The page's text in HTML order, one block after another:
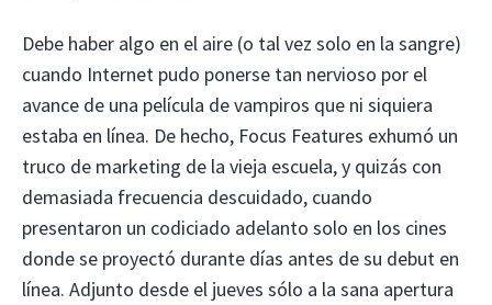
Debe haber algo en el aire (o tal vez solo en la sangre)
cuando Internet pudo ponerse tan nervioso por el
avance de una película de vampiros que ni siquiera
estaba en línea. De hecho, Focus Features exhumó un
truco de marketing de la vieja escuela, y quizás con
demasiada frecuencia descuidado, cuando
presentaron un codiciado adelanto solo en los cines
donde se proyectó durante días antes de su debut en
línea. Adjunto desde el jueves sólo a la sana apertura